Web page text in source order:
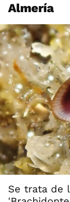
Almería
Se trata de